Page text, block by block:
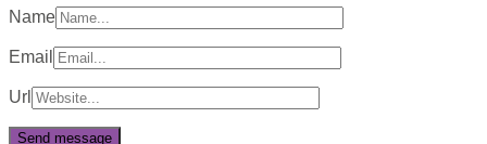
Name
Email
Url